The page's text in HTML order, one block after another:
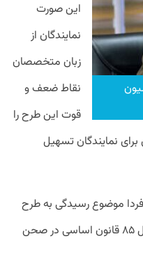
این صورت
نمایندگان از
زبان متخصصان
نقاط ضعف و
قوت این طرح را
نمایندگان تسهیل
موضوع رسیدگی به طرح
ساماندهی فضای مجازی براساس اصل ۸۵ قانون اساسی در صحن